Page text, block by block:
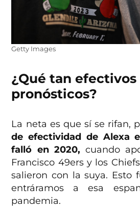
Getty Images
¿Qué tan efectivos
pronósticos?
La neta es que sí se rifan,
de efectividad de Alexa
falló en 2020, cuando
Francisco 49ers y los
salieron con la suya. Esto
entráramos a esa
pandemia.